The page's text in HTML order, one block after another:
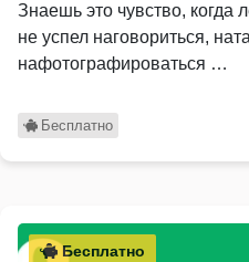
Знаешь это чувство, когда
не успел наговориться,
нафотографироваться …
Бесплатно
Бесплатно